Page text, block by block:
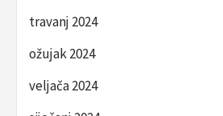
travanj 2024
ožujak 2024
veljača 2024